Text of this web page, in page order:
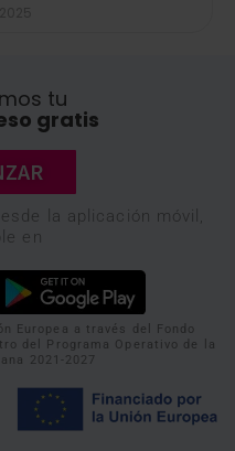
tu
gratis
la aplicación móvil,
en
Europea a través del Fondo
del Programa Operativo de la
2021-2027